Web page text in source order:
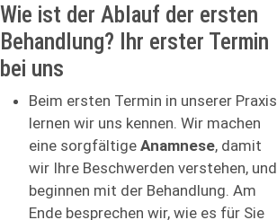
Wie ist der Ablauf der ersten
Behandlung? Ihr erster Termin
bei uns
Beim ersten Termin in unserer Praxis
lernen wir uns kennen. Wir machen
eine sorgfältige Anamnese, damit
wir Ihre Beschwerden verstehen, und
beginnen mit der Behandlung. Am
Ende besprechen wir, wie es für Sie